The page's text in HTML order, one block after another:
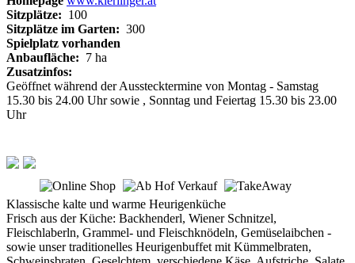
Sitzplätze: 100
Sitzplätze im Garten: 300
Spielplatz vorhanden
Anbaufläche: 7 ha
Zusatzinfos:
Geöffnet während der Ausstecktermine von Montag - Samstag
15.30 bis 24.00 Uhr sowie , Sonntag und Feiertag 15.30 bis 23.00
Uhr
Klassische kalte und warme Heurigenküche
Frisch aus der Küche: Backhenderl, Wiener Schnitzel,
Fleischlaberln, Grammel- und Fleischknödeln, Gemüselaibchen -
sowie unser traditionelles Heurigenbuffet mit Kümmelbraten,